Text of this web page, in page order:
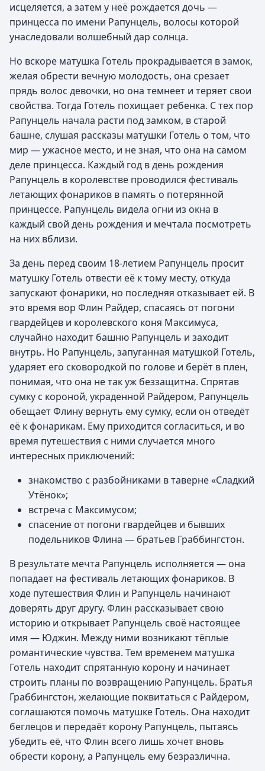
исцеляется, а затем у неё рождается дочь —
принцесса по имени Рапунцель, волосы которой
унаследовали волшебный дар солнца.
Но вскоре матушка Готель прокрадывается в замок,
желая обрести вечную молодость, она срезает
прядь волос девочки, но она темнеет и теряет свои
свойства. Тогда Готель похищает ребенка. С тех пор
Рапунцель начала расти под замком, в старой
башне, слушая рассказы матушки Готель о том, что
мир — ужасное место, и не зная, что она на самом
деле принцесса. Каждый год в день рождения
Рапунцель в королевстве проводился фестиваль
летающих фонариков в память о потерянной
принцессе. Рапунцель видела огни из окна в
каждый свой день рождения и мечтала посмотреть
на них вблизи.
За день перед своим 18-летием Рапунцель просит
матушку Готель отвести её к тому месту, откуда
запускают фонарики, но последняя отказывает ей. В
это время вор Флин Райдер, спасаясь от погони
гвардейцев и королевского коня Максимуса,
случайно находит башню Рапунцель и заходит
внутрь. Но Рапунцель, запуганная матушкой Готель,
ударяет его сковородкой по голове и берёт в плен,
понимая, что она не так уж беззащитна. Спрятав
сумку с короной, украденной Райдером, Рапунцель
обещает Флину вернуть ему сумку, если он отведёт
её к фонарикам. Ему приходится согласиться, и во
время путешествия с ними случается много
интересных приключений:
знакомство с разбойниками в таверне «Сладкий
Утёнок»;
встреча с Максимусом;
спасение от погони гвардейцев и бывших
подельников Флина — братьев Граббингстон.
В результате мечта Рапунцель исполняется — она
попадает на фестиваль летающих фонариков. В
ходе путешествия Флин и Рапунцель начинают
доверять друг другу. Флин рассказывает свою
историю и открывает Рапунцель своё настоящее
имя — Юджин. Между ними возникают тёплые
романтические чувства. Тем временем матушка
Готель находит спрятанную корону и начинает
строить планы по возвращению Рапунцель. Братья
Граббингстон, желающие поквитаться с Райдером,
соглашаются помочь матушке Готель. Она находит
беглецов и передаёт корону Рапунцель, пытаясь
убедить её, что Флин всего лишь хочет вновь
обрести корону, а Рапунцель ему безразлична.